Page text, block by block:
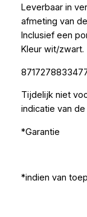
Leverbaar in
afmeting van
Inclusief een
Kleur wit/zwart.
Tijdelijk niet
indicatie van
*Garantie
*indien van